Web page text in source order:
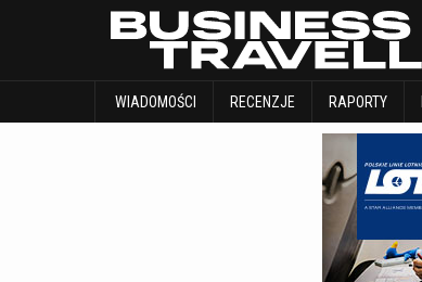
WIADOMOŚCI RECENZJE RAPORTY
WIADOMOŚCI RECENZJE